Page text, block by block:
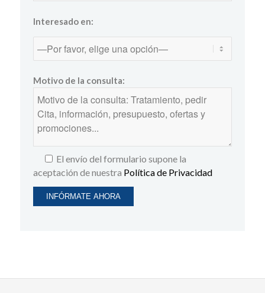
Interesado en:
Motivo de la consulta:
El envío del formulario supone la
aceptación de nuestra Política de Privacidad